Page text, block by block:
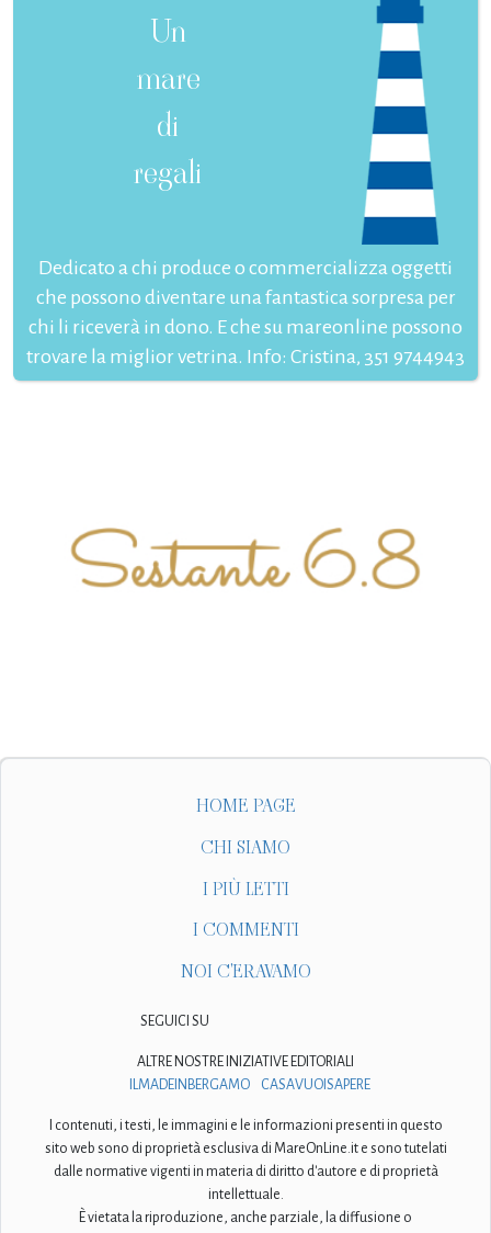
Un
mare
di
regali
Dedicato a chi produce o commercializza oggetti
che possono diventare una fantastica sorpresa per
chi li riceverà in dono. E che su mareonline possono
trovare la miglior vetrina. Info: Cristina, 351 9744943
HOME PAGE
CHI SIAMO
I PIÙ LETTI
I COMMENTI
NOI C'ERAVAMO
SEGUICI SU
ALTRE NOSTRE INIZIATIVE EDITORIALI
ILMADEINBERGAMO
CASAVUOISAPERE
I contenuti, i testi, le immagini e le informazioni presenti in questo
sito web sono di proprietà esclusiva di MareOnLine.it e sono tutelati
dalle normative vigenti in materia di diritto d'autore e di proprietà
intellettuale.
È vietata la riproduzione, anche parziale, la diffusione o